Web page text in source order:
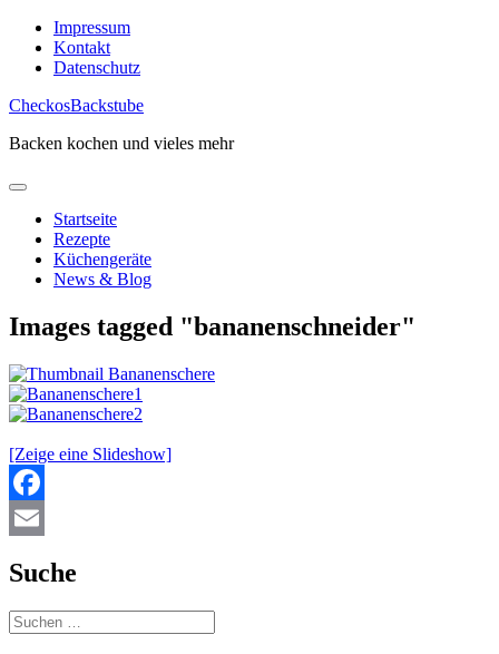
Skip
content
Impressum
Kontakt
Datenschutz
CheckosBackstube
Backen kochen und vieles mehr
Startseite
Rezepte
Küchengeräte
News & Blog
Images tagged "bananenschneider"
[Zeige eine Slideshow]
Facebook
Suche